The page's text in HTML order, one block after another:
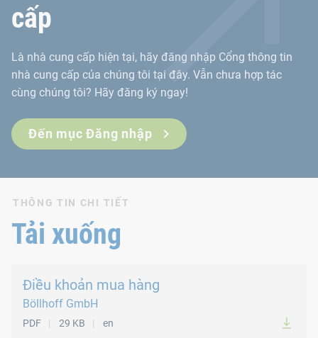
cấp
Là nhà cung cấp hiện tại, hãy đăng nhập Cổng thông tin
nhà cung cấp của chúng tôi tại đây. Vẫn chưa hợp tác
cùng chúng tôi? Hãy đăng ký ngay!
Đến mục Đăng nhập
THÔNG TIN CHI TIẾT
Tải xuống
Điều khoản mua hàng
Böllhoff GmbH
PDF 29 KB en